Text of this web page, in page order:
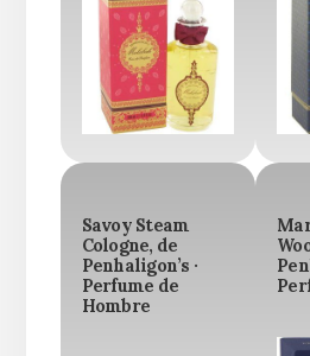
Savoy Steam
Cologne, de
Penhaligon’s ·
Perfume de
Hombre